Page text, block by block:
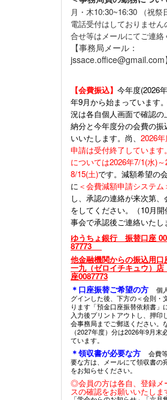
月・木10:30~16:30 （祝祭
電話受付はしておりません
合せ等はメールにてご連絡
【事務局メール：
jssace.office@gmail.com
【会費振込】 今年度(2026
年9月から始まっています
況は各自個人画面で確認の
納分と今年度分の会費の振
いいたします。尚、 2026
申請は受付終了しています
については2026年7/1(水)
8/15(土)です。減額希望の
に ＜会費減額申請システム
し、承認の連絡が来次第、
をしてください。（10月
事会で承認後ご連絡いたし
ゆうちょ銀行 振替口座
87773
他金融機関からの振込用口
一九（ゼロイチキュウ）店
座0087773
＊口座振替ご希望の方
個
グインした後、下方の＜会則・
ります「預金口座振替依頼書」
入力後プリントアウトし、押印
会事務局までご郵送ください。
（2027年度）分は2026年9月末
ています。
＊領収書が必要な方
会費
要な方は、メールにて領収書の
をお知らせください。
◎会員の方は各自、登録メ
スの確認をお願いいたしま